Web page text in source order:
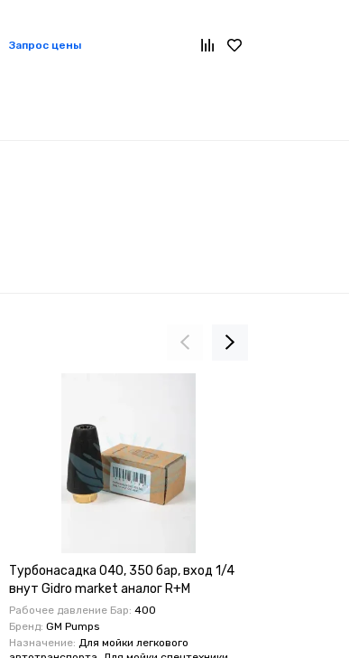
Запрос цены
Турбонасадка 040, 350 бар, вход 1/4
внут Gidro market аналог R+M
Рабочее давление Бар: 400
Бренд: GM Pumps
Назначение: Для мойки легкового